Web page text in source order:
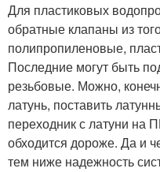
Для пластиковых
обратные клапаны из
полипропиленовые,
Последние могут быть
резьбовые. Можно,
латунь, поставить
переходник с латуни на
обходится дороже. Да и
тем ниже надежность